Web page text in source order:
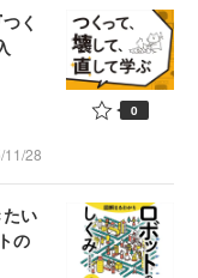
く
11/28
0
い
の